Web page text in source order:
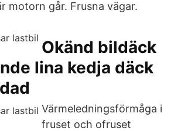
motorn går. Frusna vägar.
Okänd bildäck
lina kedja däck
Värmeledningsförmåga i
fruset och ofruset